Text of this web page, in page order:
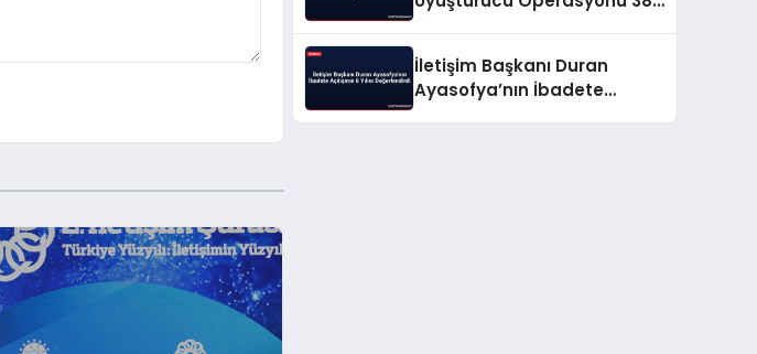
İletişim Başkanı Duran
Ayasofya’nın İbadete